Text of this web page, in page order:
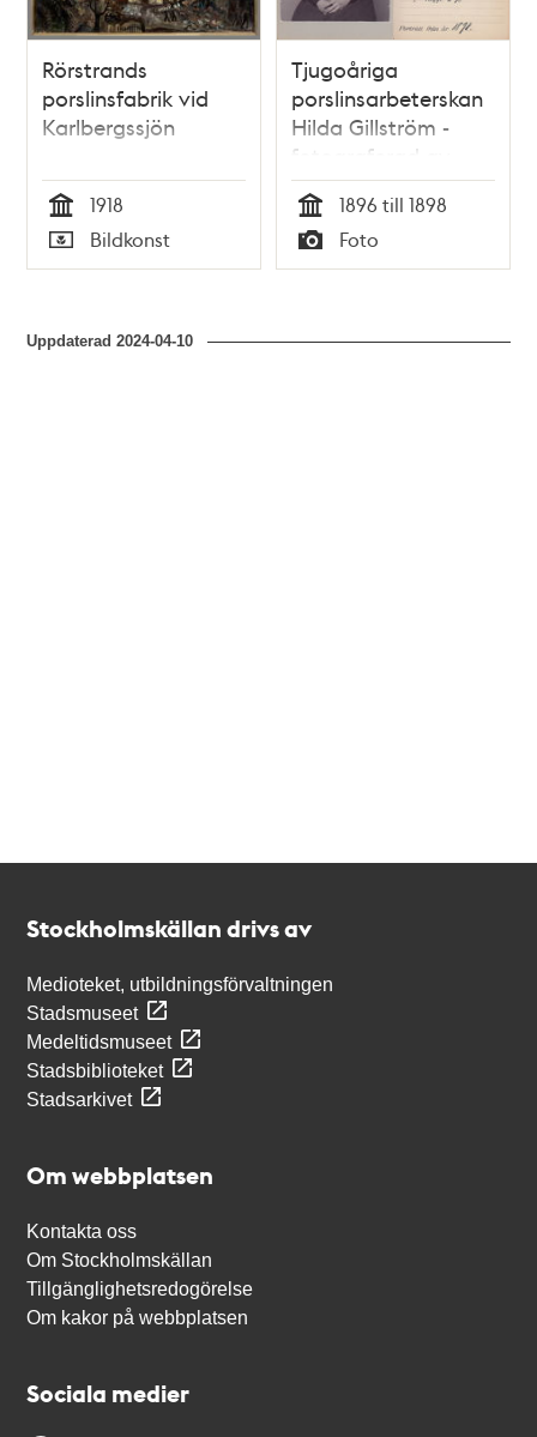
Rörstrands
porslinsfabrik vid
Karlbergssjön
Tid
1918
Typ
Bildkonst
Tjugoåriga
porslinsarbeterskan
Hilda Gillström -
fotograferad av
polisen 1898
Tid
1896 till 1898
Typ
Foto
Uppdaterad2024-04-10
Stockholmskällan drivs av
Medioteket, utbildningsförvaltningen
Stadsmuseet
Medeltidsmuseet
Stadsbiblioteket
Stadsarkivet
Om webbplatsen
Kontakta oss
Om Stockholmskällan
Tillgänglighetsredogörelse
Om kakor på webbplatsen
Sociala medier